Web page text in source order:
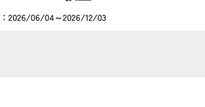
2026/06/04～2026/12/03
の程よろしくお願いいたします。